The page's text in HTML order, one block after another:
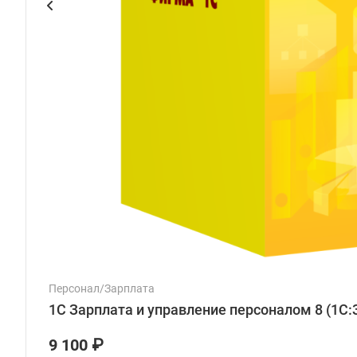
Персонал/Зарплата
1С Зарплата и управление персоналом 8
9 100 ₽